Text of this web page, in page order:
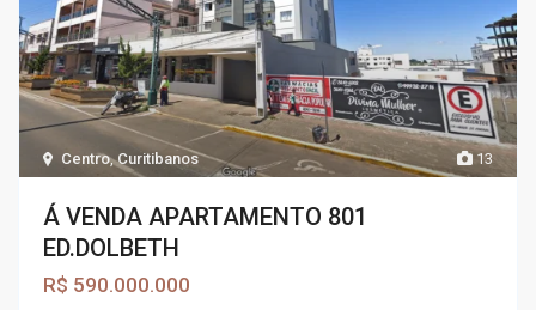
13
Centro,Curitibanos
Á VENDA APARTAMENTO 801
ED.DOLBETH
R$ 590.000.000